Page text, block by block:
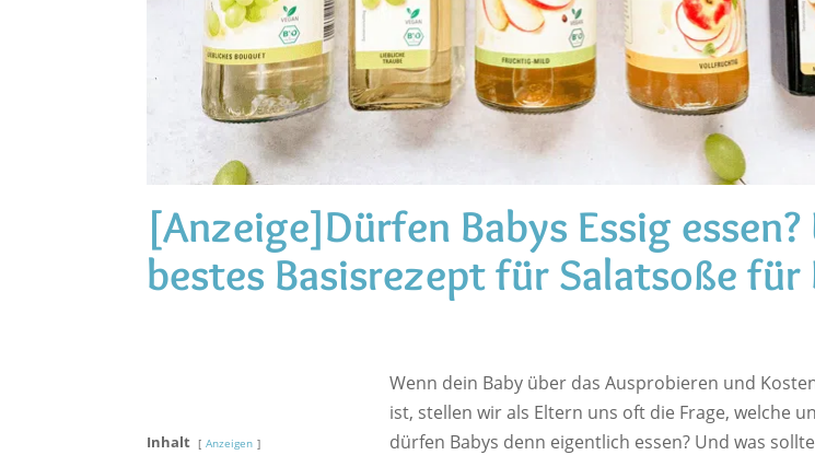
[Anzeige]Dürfen Babys Essig essen?
bestes Basisrezept für Salatsoße für
Inhalt Anzeigen
Wenn dein Baby über das Ausprobieren und
ist, stellen wir als Eltern uns oft die Frage, welche
dürfen Babys denn eigentlich essen? Und was